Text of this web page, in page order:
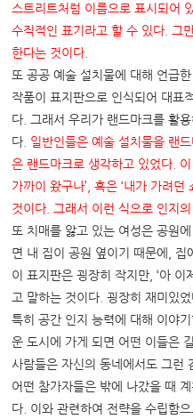
스트리트처럼 이름으로 표시되어
수직적인 표기라고 할 수 있다
그
한다는 것이다
또 공공 예술 설치물에 대해 언급
작품이 표지판으로 인식되어 대표
다. 그래서 우리가 랜드마크를 활
다. 일반인들은 예술 설치물을 랜
은 랜드마크로 생각하고 있었다
가까이 왔구나’,혹은‘내가 가려던
것이다
그래서 이런 식으로 인지
또 치매를 앓고 있는 여성은 공원
면 내 집이 공원 옆이기 때문에, 집
이 표지판은 굉장히 작지만, ‘아 이
고 말하는 것이다. 굉장히 재미있었
특히 공간 인지 능력에 대해 이야
운 도시에 가게 되면 어떤 이들은
사람들은 자신의 동네에서도 그런
어떤 참가자들은 밖에 나갔을 때
다. 이와 관련하여 전략을 수립함